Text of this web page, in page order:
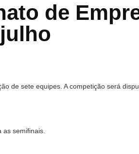
de
de sete equipes. A competição será
semifinais.